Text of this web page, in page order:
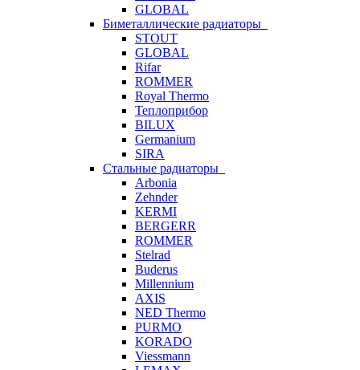
GLOBAL
Биметаллические радиаторы
STOUT
GLOBAL
Rifar
ROMMER
Royal Thermo
Теплоприбор
BILUX
Germanium
SIRA
Стальные радиаторы
Arbonia
Zehnder
KERMI
BERGERR
ROMMER
Stelrad
Buderus
Millennium
AXIS
NED Thermo
PURMO
KORADO
Viessmann